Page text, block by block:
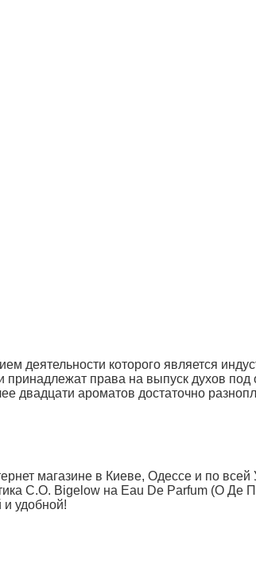
которого является
права на выпуск духов
двадцати ароматов достаточно
магазине в Киеве, Одессе и по всей
C.O. Bigelow на Eau De Parfum (О
и удобной!